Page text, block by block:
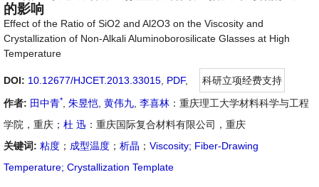
的影响
Effect of the Ratio of SiO2 and Al2O3 on the Viscosity and
Crystallization of Non-Alkali Aluminoborosilicate Glasses at High
Temperature
DOI: 10.12677/HJCET.2013.33015 PDF,
科研立项经费支持
作者: 田中青* 朱昱恺 黄伟九 李喜林 ：重庆理工大学材料科学与工程
学院，重庆； 杜 迅 ：重庆国际复合材料有限公司，重庆
关键词: 粘度 ； 成型温度 ； 析晶 ； Viscosity; Fiber-Drawing
Temperature; Crystallization Template